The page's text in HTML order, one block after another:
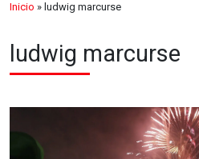
Inicio » ludwig marcurse
ludwig marcurse